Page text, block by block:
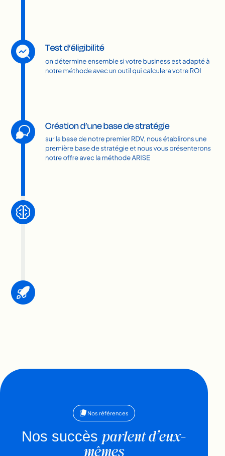
Nos références
Nos succès parlent d’eux-